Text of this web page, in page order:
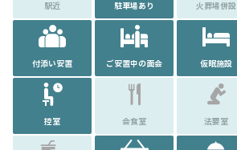
駅近 駐車場あり 火葬場併設
付添い安置 ご安置中の面会 仮眠施設
控室 会食室 法要室